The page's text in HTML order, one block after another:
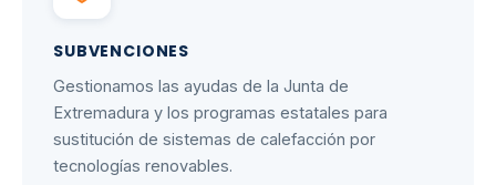
SUBVENCIONES
Gestionamos las ayudas de la Junta de
Extremadura y los programas estatales para
sustitución de sistemas de calefacción por
tecnologías renovables.